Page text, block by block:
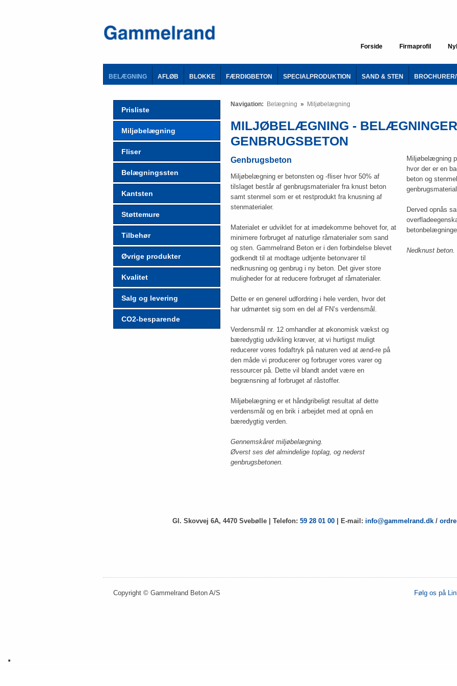
Forside Firmaprofil
BELÆGNING AFLØB BLOKKE FÆRDIGBETON SPECIALPRODUKTION SAND & STEN
Prisliste
Miljøbelægning
Fliser
Belægningssten
Kantsten
Støttemure
Tilbehør
Øvrige produkter
Kvalitet
Salg og levering
CO2-besparende
Navigation: Belægning » Miljøbelægning
MILJØBELÆGNING -
GENBRUGSBETON
Genbrugsbeton
Miljøbelægning er betonsten og -fliser hvor 50% af
tilslaget består af genbrugsmaterialer fra knust beton
samt stenmel som er et restprodukt fra knusning af
stenmaterialer.
Materialet er udviklet for at imødekomme behovet for, at
minimere forbruget af naturlige råmaterialer som sand
og sten. Gammelrand Beton er i den forbindelse blevet
godkendt til at modtage udtjente betonvarer til
nedknusning og genbrug i ny beton. Det giver store
muligheder for at reducere forbruget af råmaterialer.​
Dette er en generel udfordring i hele verden, hvor det
har udmøntet sig som en del af FN’s verdensmål.
Verdensmål nr. 12 omhandler at økonomisk vækst og
bæredygtig udvikling kræver, at vi hurtigst muligt
reducerer vores fodaftryk på naturen ved at ænd-re på
den måde vi producerer og forbruger vores varer og
ressourcer på. Dette vil blandt andet være en
begrænsning af forbruget af råstoffer.
Miljøbelægning er et håndgribeligt resultat af dette
verdensmål og en brik i arbejdet med at opnå en
bæredygtig verden.​
Gennemskåret miljøbelægning.
Øverst ses det almindelige toplag, og nederst
genbrugsbetonen.
​​Miljøbelægning
hvor der er en
beton og
Derved opnås
Nedknust beton.​
Gl. Skovvej 6A, 4470 Svebølle | Telefon:59 28 01 00 | E-mail:info@gammelrand.dk/
​Copyright © Gammelrand Beton A/S Følg os på